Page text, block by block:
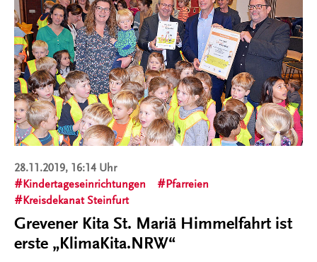
28.11.2019, 16:14 Uhr
Kindertageseinrichtungen
Pfarreien
Kreisdekanat Steinfurt
Grevener Kita St. Mariä Himmelfahrt ist
erste „KlimaKita.NRW“